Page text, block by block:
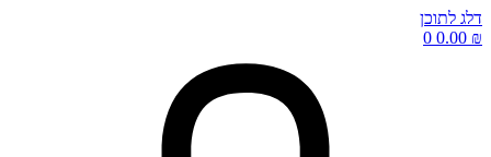
דלג לתוכן
0.00 ₪
0